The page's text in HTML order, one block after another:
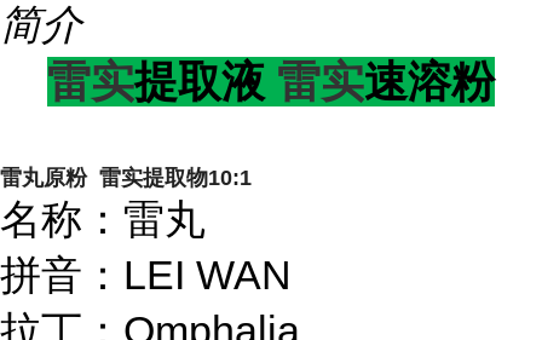
简介
雷实提取液 雷实速溶粉
雷丸原粉 雷实提取物10:1
名称：雷丸
拼音：LEI WAN
拉丁：Omphalia